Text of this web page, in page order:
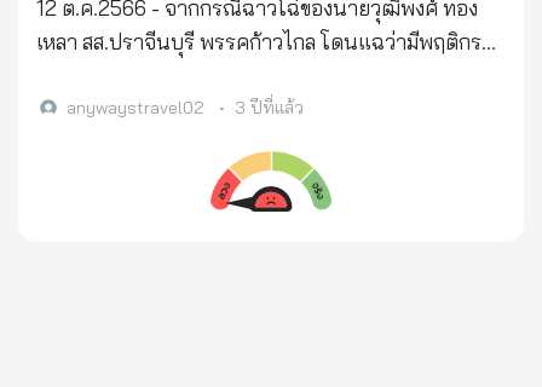
๓๖ ซึ่งพระบาทสมเด็จพระบรมชนกาธิเบศร มหาภูมิพล
อดุลยเดชมหาราช บรมนาถบพิตรทรงประพันธ์ทำนอง
และพระราชทานให้มหาวิทยาลัยธรรมศาสตร์เมื่อวันที่ ๙
ธรรมศาสตร์และทรงปลูกต้นยูงทองจำนวน ๕ ต้นใน
คราวเดียวกัน ทั้งนี้สืบเนื่องมาจากการที่มีนักศึกษา
ใช่ไม๊ครับ! ขอประชาชนช่วยกันเปิดเผยเรื่องนี้ ต่อ
สาธารณชนด้วยว่าใน 1 บิลการไฟฟ้า…คือค่าอะไร
บ้าง!!?? ช่วยกันแสดงความคิดเห็นอันเป็นประโยชน์ต่อ
ไม่ถึง 90 องศา
12 ต.ค.2566 - จากกรณีฉาวโฉ่ของนายวุฒิพงศ์ ทอง
เหลา สส.ปราจีนบุรี พรรคก้าวไกล โดนแฉว่ามีพฤติกรรม
ล่าสุดทางเพจเฟซบุ๊กพรรคก้าวไกล - Move Forward
สส.กทม. หนึ่งในคณะกรรมการวินัยตรวจสอบเรื่องดัง
กล่าว ระบุข้อความว่า “สนามสอบผู้ช่วยผู้พิพากษา ความ
anywaystravel02 • 3 ปีที่แล้ว